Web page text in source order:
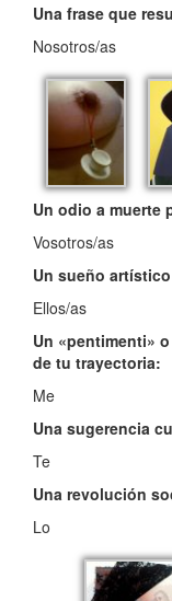
Una frase que
Nosotros/as
Un odio a muerte
Vosotros/as
Un sueño
Ellos/as
Un «pentimenti»
de tu trayectoria:
Me
Una sugerencia
Te
Una revolución
Lo